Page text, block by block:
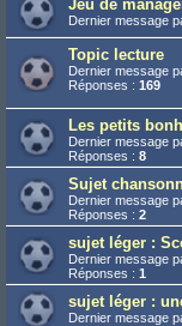
Jeu de
Dernier message
Topic lecture
Dernier message
Réponses : 169
Les petits
Dernier message
Réponses : 8
Sujet
Dernier message
Réponses : 2
sujet léger :
Dernier message
Réponses : 1
sujet léger :
Dernier message